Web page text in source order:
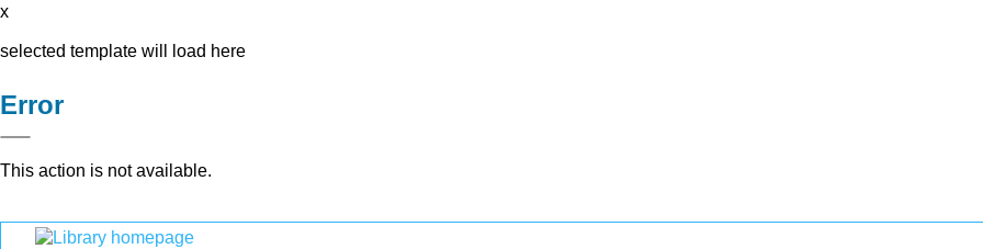
x
selected template will load here
Error
This action is not available.